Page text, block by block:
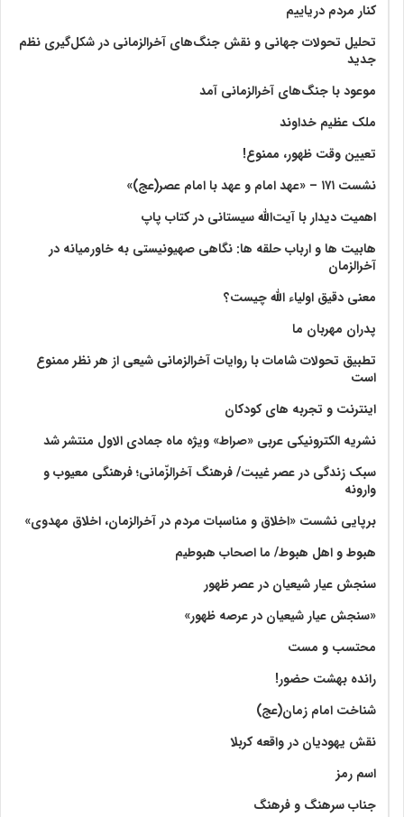
کنار مردم دریاییم
تحلیل تحولات جهانی و نقش جنگ‌های آخرالزمانی در شکل‌گیری نظم
جدید
موعود با جنگ‌های آخرالزمانی آمد
ملک عظیم خداوند
تعیین وقت ظهور، ممنوع!
نشست ۱۷۱ – «عهد امام و عهد با امام عصر(عج)»
اهمیت دیدار با آیت‌الله سیستانی در کتاب پاپ
هابیت ها و ارباب حلقه ها: نگاهی صهیونیستی به خاورمیانه در
آخرالزمان
معنی دقیق اولیاء الله چیست؟
پدران مهربان ما
تطبیق تحولات شامات با روایات آخرالزمانی شیعی از هر نظر ممنوع
است
اینترنت و تجربه های کودکان
نشریه الکترونیکی عربی «صراط» ویژه ماه جمادی الاول منتشر شد
سبک زندگی در عصر غیبت/ فرهنگ آخرالزّمانی؛ فرهنگی معیوب و
وارونه
برپایی نشست «اخلاق و مناسبات مردم در آخرالزمان، اخلاق مهدوی»
هبوط و اهل هبوط/ ما اصحاب هبوطیم
سنجش عیار شیعیان در عصر ظهور
«سنجش عیار شیعیان در عرصه ظهور»
محتسب و مست
رانده بهشت‌ حضور!
شناخت امام زمان(عج)
نقش یهودیان در واقعه کربلا
اسم رمز
جناب سرهنگ و فرهنگ